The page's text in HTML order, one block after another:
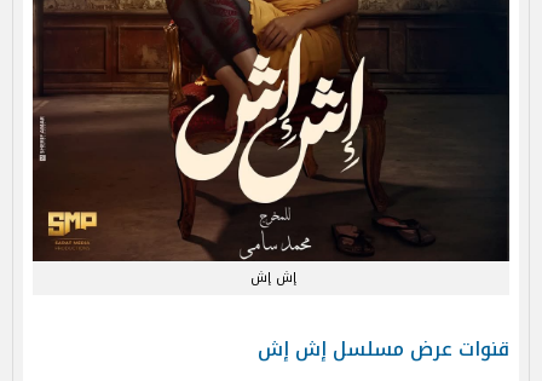
إش إش
قنوات عرض مسلسل إش إش